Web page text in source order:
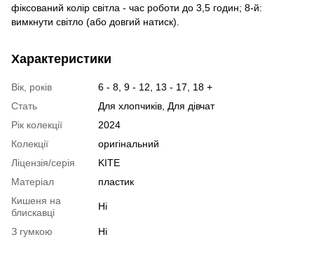
фіксований колір світла - час роботи до 3,5 годин; 8-й:
вимкнути світло (або довгий натиск).
Характеристики
Вік, років
6 - 8, 9 - 12, 13 - 17, 18 +
Стать
Для хлопчиків, Для дівчат
Рік колекції
2024
Колекції
оригінальний
Ліцензія/серія
KITE
Матеріал
пластик
Кишеня на
блискавці
Ні
З гумкою Ні